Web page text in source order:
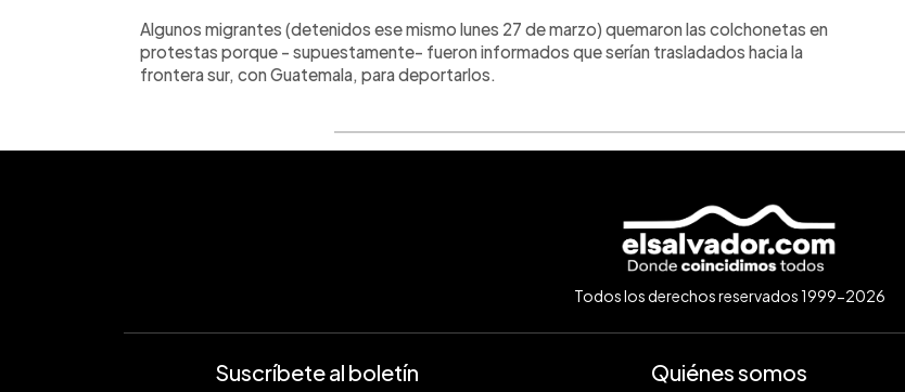
Algunos migrantes (detenidos ese mismo lunes 27 de marzo) quemaron las colchonetas en
protestas porque - supuestamente- fueron informados que serían trasladados hacia la
frontera sur, con Guatemala, para deportarlos.
Todos los derechos reservados 1999-2026
Suscríbete al boletín Quiénes somos